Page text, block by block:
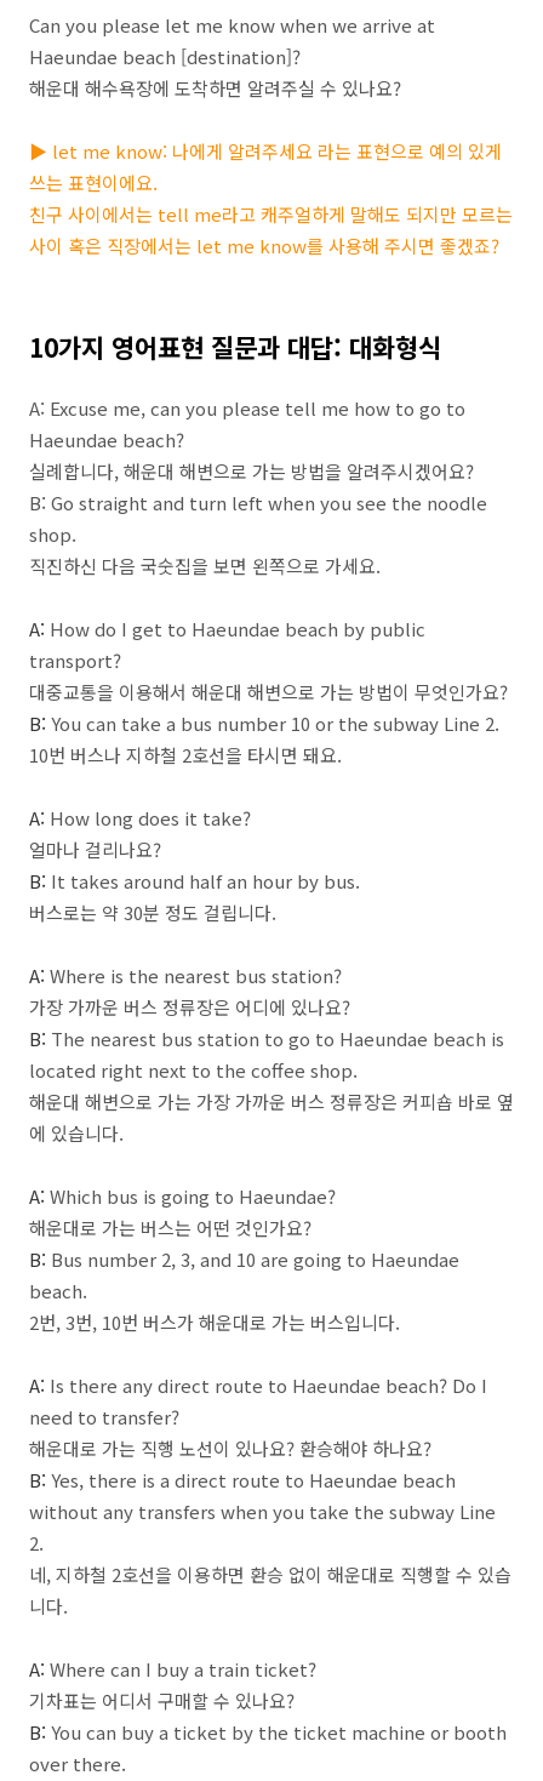
Can you please let me know when we arrive at
Haeundae beach [destination]?
해운대 해수욕장에 도착하면 알려주실 수 있나요?
▶ let me know: 나에게 알려주세요 라는 표현으로 예의 있게
쓰는 표현이에요.
친구 사이에서는 tell me라고 캐주얼하게 말해도 되지만 모르는
사이 혹은 직장에서는 let me know를 사용해 주시면 좋겠죠?
10가지 영어표현 질문과 대답: 대화형식
A: Excuse me, can you please tell me how to go to
Haeundae beach?
실례합니다, 해운대 해변으로 가는 방법을 알려주시겠어요?
B: Go straight and turn left when you see the noodle
shop.
직진하신 다음 국숫집을 보면 왼쪽으로 가세요.
A: How do I get to Haeundae beach by public
transport?
대중교통을 이용해서 해운대 해변으로 가는 방법이 무엇인가요?
B: You can take a bus number 10 or the subway Line 2.
10번 버스나 지하철 2호선을 타시면 돼요.
A: How long does it take?
얼마나 걸리나요?
B: It takes around half an hour by bus.
버스로는 약 30분 정도 걸립니다.
A: Where is the nearest bus station?
가장 가까운 버스 정류장은 어디에 있나요?
B: The nearest bus station to go to Haeundae beach is
located right next to the coffee shop.
해운대 해변으로 가는 가장 가까운 버스 정류장은 커피숍 바로 옆
에 있습니다.
A: Which bus is going to Haeundae?
해운대로 가는 버스는 어떤 것인가요?
B: Bus number 2, 3, and 10 are going to Haeundae
beach.
2번, 3번, 10번 버스가 해운대로 가는 버스입니다.
A: Is there any direct route to Haeundae beach? Do I
need to transfer?
해운대로 가는 직행 노선이 있나요? 환승해야 하나요?
B: Yes, there is a direct route to Haeundae beach
without any transfers when you take the subway Line
2.
네, 지하철 2호선을 이용하면 환승 없이 해운대로 직행할 수 있습
니다.
A: Where can I buy a train ticket?
기차표는 어디서 구매할 수 있나요?
B: You can buy a ticket by the ticket machine or booth
over there.